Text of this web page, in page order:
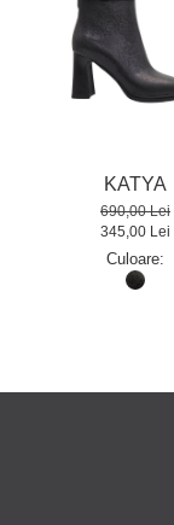
KATYA
690,00 Lei
345,00 Lei
Culoare: